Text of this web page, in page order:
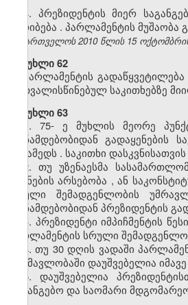
4. პრეზიდენტის მიერ
იკრიბება . პარლამენტის მუშაობა
საქართველოს 2010 წლის 15
მუხლი 62
პარლამენტის გადაწყვეტილება
გათვალისწინებულ საკითხებზე
მუხლი 63
1. 75-
ე მუხლის მეორე
თანამდებობიდან გადაყენების
მესამედს . საკითხი დასკვნისათვის
2. თუ უზენაესმა სასამართლომ
ნიშნების არსებობა ,ან
სრული
შემადგენლობის
თანამდებობიდან პრეზიდენტის
3. პრეზიდენტი იმპიჩმენტის
პარლამენტის სრული
4.თუ 30დღის ვადაში
განმავლობაში დაუშვებელია იმავე
5. დაუშვებელია
საგანგებო და საომარი